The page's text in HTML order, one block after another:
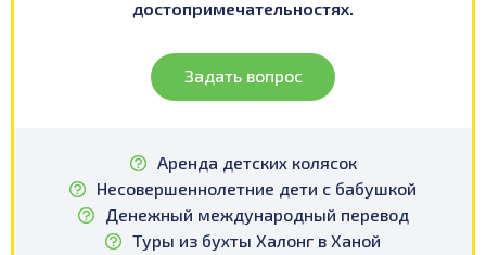
достопримечательностях.
Задать вопрос
Аренда детских колясок
Несовершеннолетние дети с бабушкой
Денежный международный перевод
Туры из бухты Халонг в Ханой